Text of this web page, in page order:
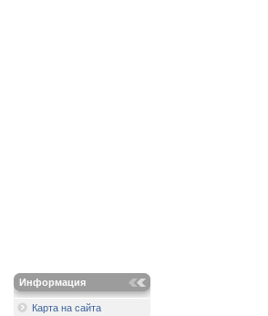
Информация
Карта на сайта